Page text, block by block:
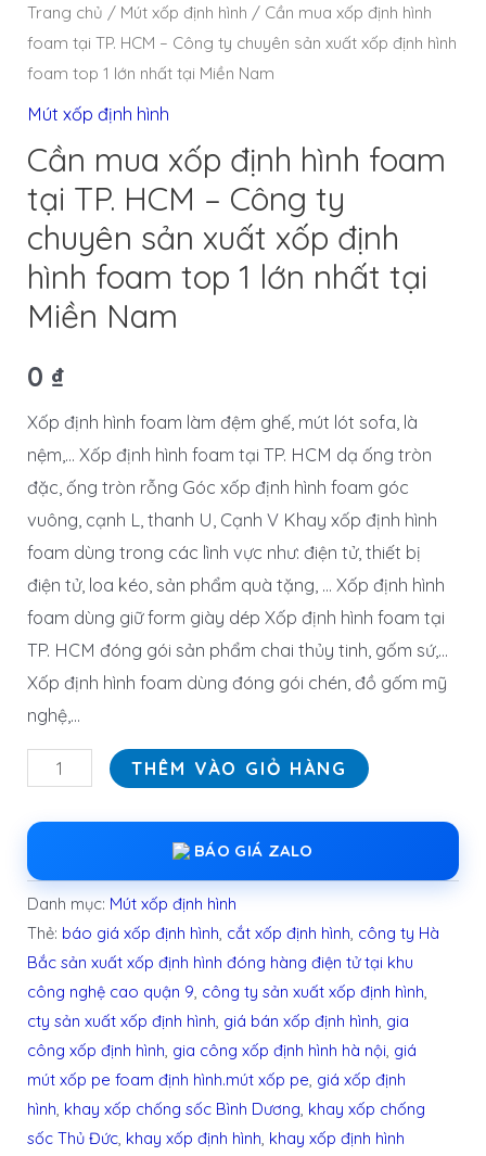
Trang chủ / Mút xốp định hình / Cần mua xốp định hình
foam tại TP. HCM – Công ty chuyên sản xuất xốp định hình
foam top 1 lớn nhất tại Miền Nam
Mút xốp định hình
Cần mua xốp định hình foam
tại TP. HCM – Công ty
chuyên sản xuất xốp định
hình foam top 1 lớn nhất tại
Miền Nam
0 ₫
Xốp định hình foam làm đệm ghế, mút lót sofa, là
nệm,… Xốp định hình foam tại TP. HCM dạ ống tròn
đặc, ống tròn rỗng Góc xốp định hình foam góc
vuông, cạnh L, thanh U, Cạnh V Khay xốp định hình
foam dùng trong các lình vực như: điện tử, thiết bị
điện tử, loa kéo, sản phẩm quà tặng, … Xốp định hình
foam dùng giữ form giày dép Xốp định hình foam tại
TP. HCM đóng gói sản phẩm chai thủy tinh, gốm sứ,…
Xốp định hình foam dùng đóng gói chén, đồ gốm mỹ
nghệ,…
THÊM VÀO GIỎ HÀNG
BÁO GIÁ ZALO
Danh mục: Mút xốp định hình
Thẻ: báo giá xốp định hình, cắt xốp định hình, công ty Hà
Bắc sản xuất xốp định hình đóng hàng điện tử tại khu
công nghệ cao quận 9, công ty sản xuất xốp định hình,
cty sản xuất xốp định hình, giá bán xốp định hình, gia
công xốp định hình, gia công xốp định hình hà nội, giá
mút xốp pe foam định hình.mút xốp pe, giá xốp định
hình, khay xốp chống sốc Bình Dương, khay xốp chống
sốc Thủ Đức, khay xốp định hình, khay xốp định hình